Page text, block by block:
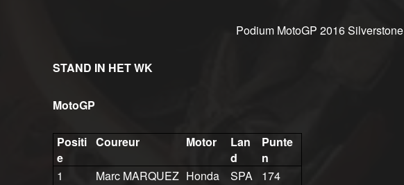
Podium MotoGP 2016 Silverstone
STAND IN HET WK
MotoGP
Positi
e
Coureur Motor
Lan
d
Punte
n
1
Marc MARQUEZ Honda SPA 174